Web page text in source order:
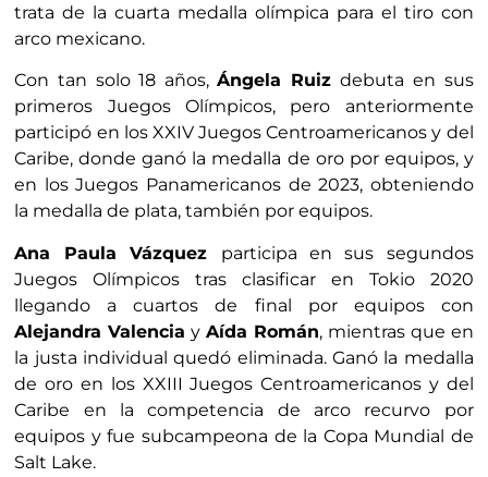
trata de la cuarta medalla olímpica para el tiro con
arco mexicano.
Con tan solo 18 años,Ángela Ruizdebuta en sus
primeros Juegos Olímpicos, pero anteriormente
participó en los XXIV Juegos Centroamericanos y del
Caribe, donde ganó la medalla de oro por equipos, y
en los Juegos Panamericanos de 2023, obteniendo
la medalla de plata, también por equipos.
Ana Paula Vázquez participa en sus segundos
Juegos Olímpicos tras clasificar en Tokio 2020
llegando a cuartos de final por equipos con
Alejandra Valencia yAída Román, mientras que en
la justa individual quedó eliminada. Ganó la medalla
de oro en los XXIII Juegos Centroamericanos y del
Caribe en la competencia de arco recurvo por
equipos y fue subcampeona de la Copa Mundial de
Salt Lake.